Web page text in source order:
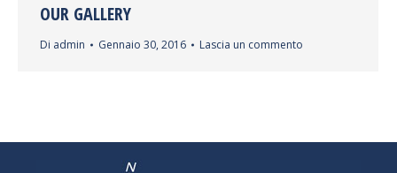
OUR GALLERY
Di admin Gennaio 30, 2016 Lascia un commento